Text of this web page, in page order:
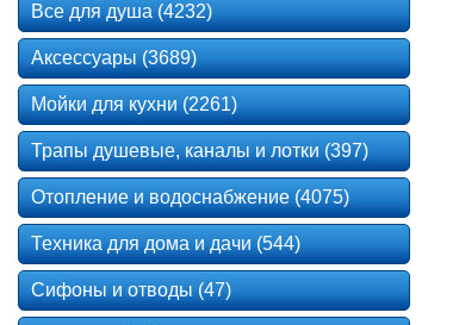
Все для душа (4232)
Аксессуары (3689)
Мойки для кухни (2261)
Трапы душевые, каналы и лотки (397)
Отопление и водоснабжение (4075)
Техника для дома и дачи (544)
Сифоны и отводы (47)